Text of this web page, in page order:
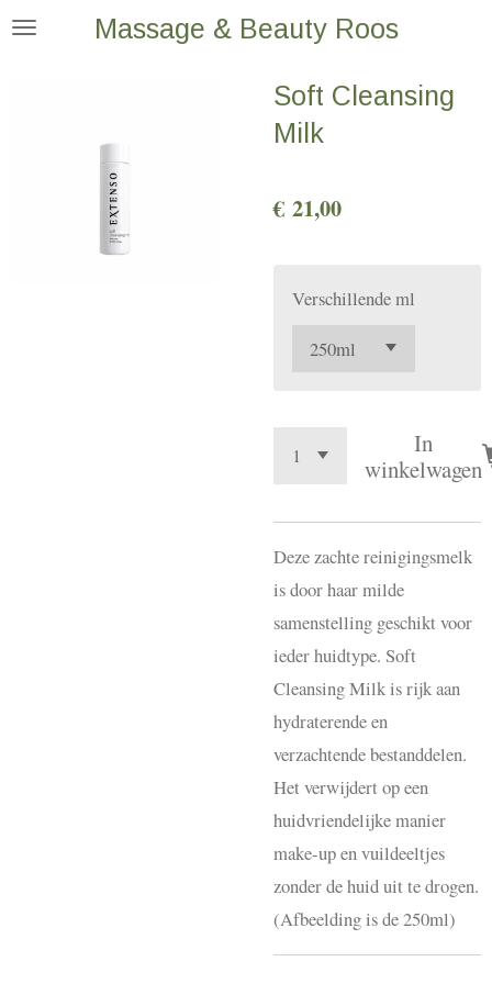
Ga
hoofdinhoud
Massage & Beauty Roos
Soft Cleansing
Milk
€ 21,00
Verschillende ml
In
winkelwagen
Deze zachte reinigingsmelk
is door haar milde
samenstelling geschikt voor
ieder huidtype. Soft
Cleansing Milk is rijk aan
hydraterende en
verzachtende bestanddelen.
Het verwijdert op een
huidvriendelijke manier
make-up en vuildeeltjes
zonder de huid uit te drogen.
(Afbeelding is de 250ml)